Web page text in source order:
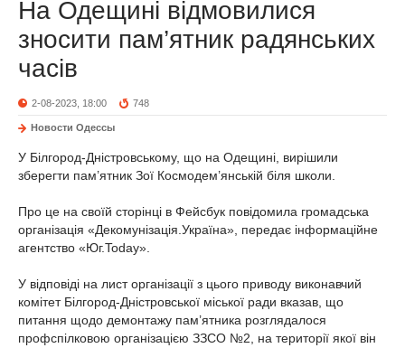
На Одещині відмовилися
зносити пам’ятник радянських
часів
2-08-2023, 18:00 748
Новости Одессы
У Білгород-Дністровському, що на Одещині, вирішили
зберегти пам’ятник Зої Космодем’янській біля школи.
Про це на своїй сторінці в Фейсбук повідомила громадська
організація «Декомунізація.Україна», передає інформаційне
агентство «Юг.Today».
У відповіді на лист організації з цього приводу виконавчий
комітет Білгород-Дністровської міської ради вказав, що
питання щодо демонтажу пам’ятника розглядалося
профспілковою організацією ЗЗСО №2, на території якої він